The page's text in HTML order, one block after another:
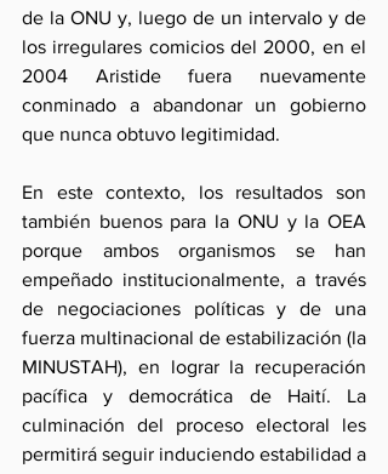
de la ONU y, luego de un intervalo y de
los irregulares comicios del 2000, en el
2004 Aristide fuera nuevamente
conminado a abandonar un gobierno
que nunca obtuvo legitimidad.
En este contexto, los resultados son
también buenos para la ONU y la OEA
porque ambos organismos se han
empeñado institucionalmente, a través
de negociaciones políticas y de una
fuerza multinacional de estabilización (la
MINUSTAH), en lograr la recuperación
pacífica y democrática de Haití. La
culminación del proceso electoral les
permitirá seguir induciendo estabilidad a